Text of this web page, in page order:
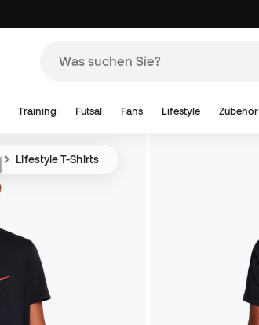
Training Futsal Fans Lifestyle Zubehör
Lifestyle T-Shirts